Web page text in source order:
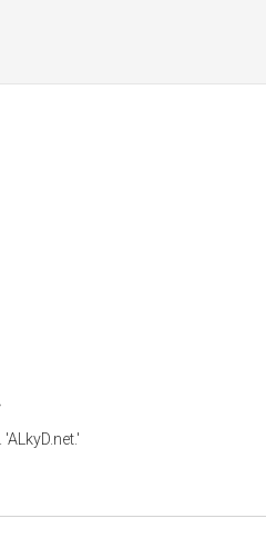
'ALkyD.net.'